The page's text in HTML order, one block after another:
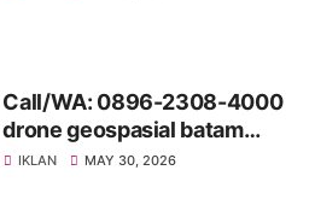
Call/WA: 0896-2308-4000
drone geospasial batam
LubukBaja
IKLAN MAY 30, 2026